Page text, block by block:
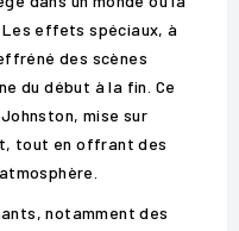
effets spéciaux, à
des scènes
du début à la fin. Ce
mise sur
tout en offrant des
notamment des